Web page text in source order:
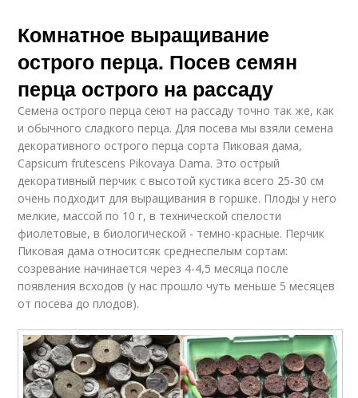
Комнатное выращивание
острого перца. Посев семян
перца острого на рассаду
Семена острого перца сеют на рассаду точно так же, как
и обычного сладкого перца. Для посева мы взяли семена
декоративного острого перца сорта Пиковая дама,
Capsicum frutescens Pikovaya Dama. Это острый
декоративный перчик с высотой кустика всего 25-30 см
очень подходит для выращивания в горшке. Плоды у него
мелкие, массой по 10 г, в технической спелости
фиолетовые, в биологической - темно-красные. Перчик
Пиковая дама относитсяк среднеспелым сортам:
созревание начинается через 4-4,5 месяца после
появления всходов (у нас прошло чуть меньше 5 месяцев
от посева до плодов).